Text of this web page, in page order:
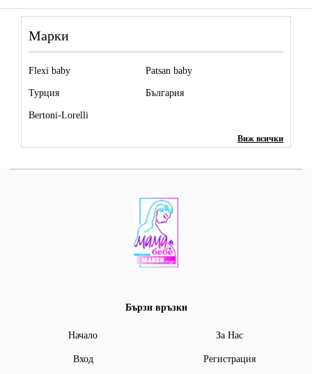
Марки
Flexi baby Patsan baby
Турция България
Bertoni-Lorelli
Виж всички
Бързи връзки
Начало За Нас
Вход Регистрация